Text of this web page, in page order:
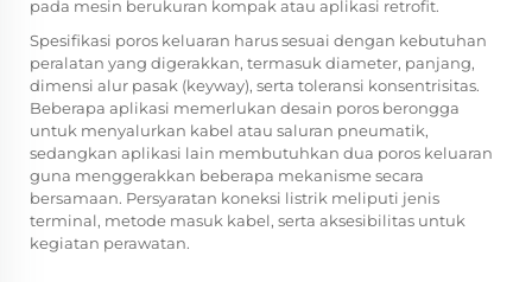
pada mesin berukuran kompak atau aplikasi retrofit.
Spesifikasi poros keluaran harus sesuai dengan kebutuhan
peralatan yang digerakkan, termasuk diameter, panjang,
dimensi alur pasak (keyway), serta toleransi konsentrisitas.
Beberapa aplikasi memerlukan desain poros berongga
untuk menyalurkan kabel atau saluran pneumatik,
sedangkan aplikasi lain membutuhkan dua poros keluaran
guna menggerakkan beberapa mekanisme secara
bersamaan. Persyaratan koneksi listrik meliputi jenis
terminal, metode masuk kabel, serta aksesibilitas untuk
kegiatan perawatan.